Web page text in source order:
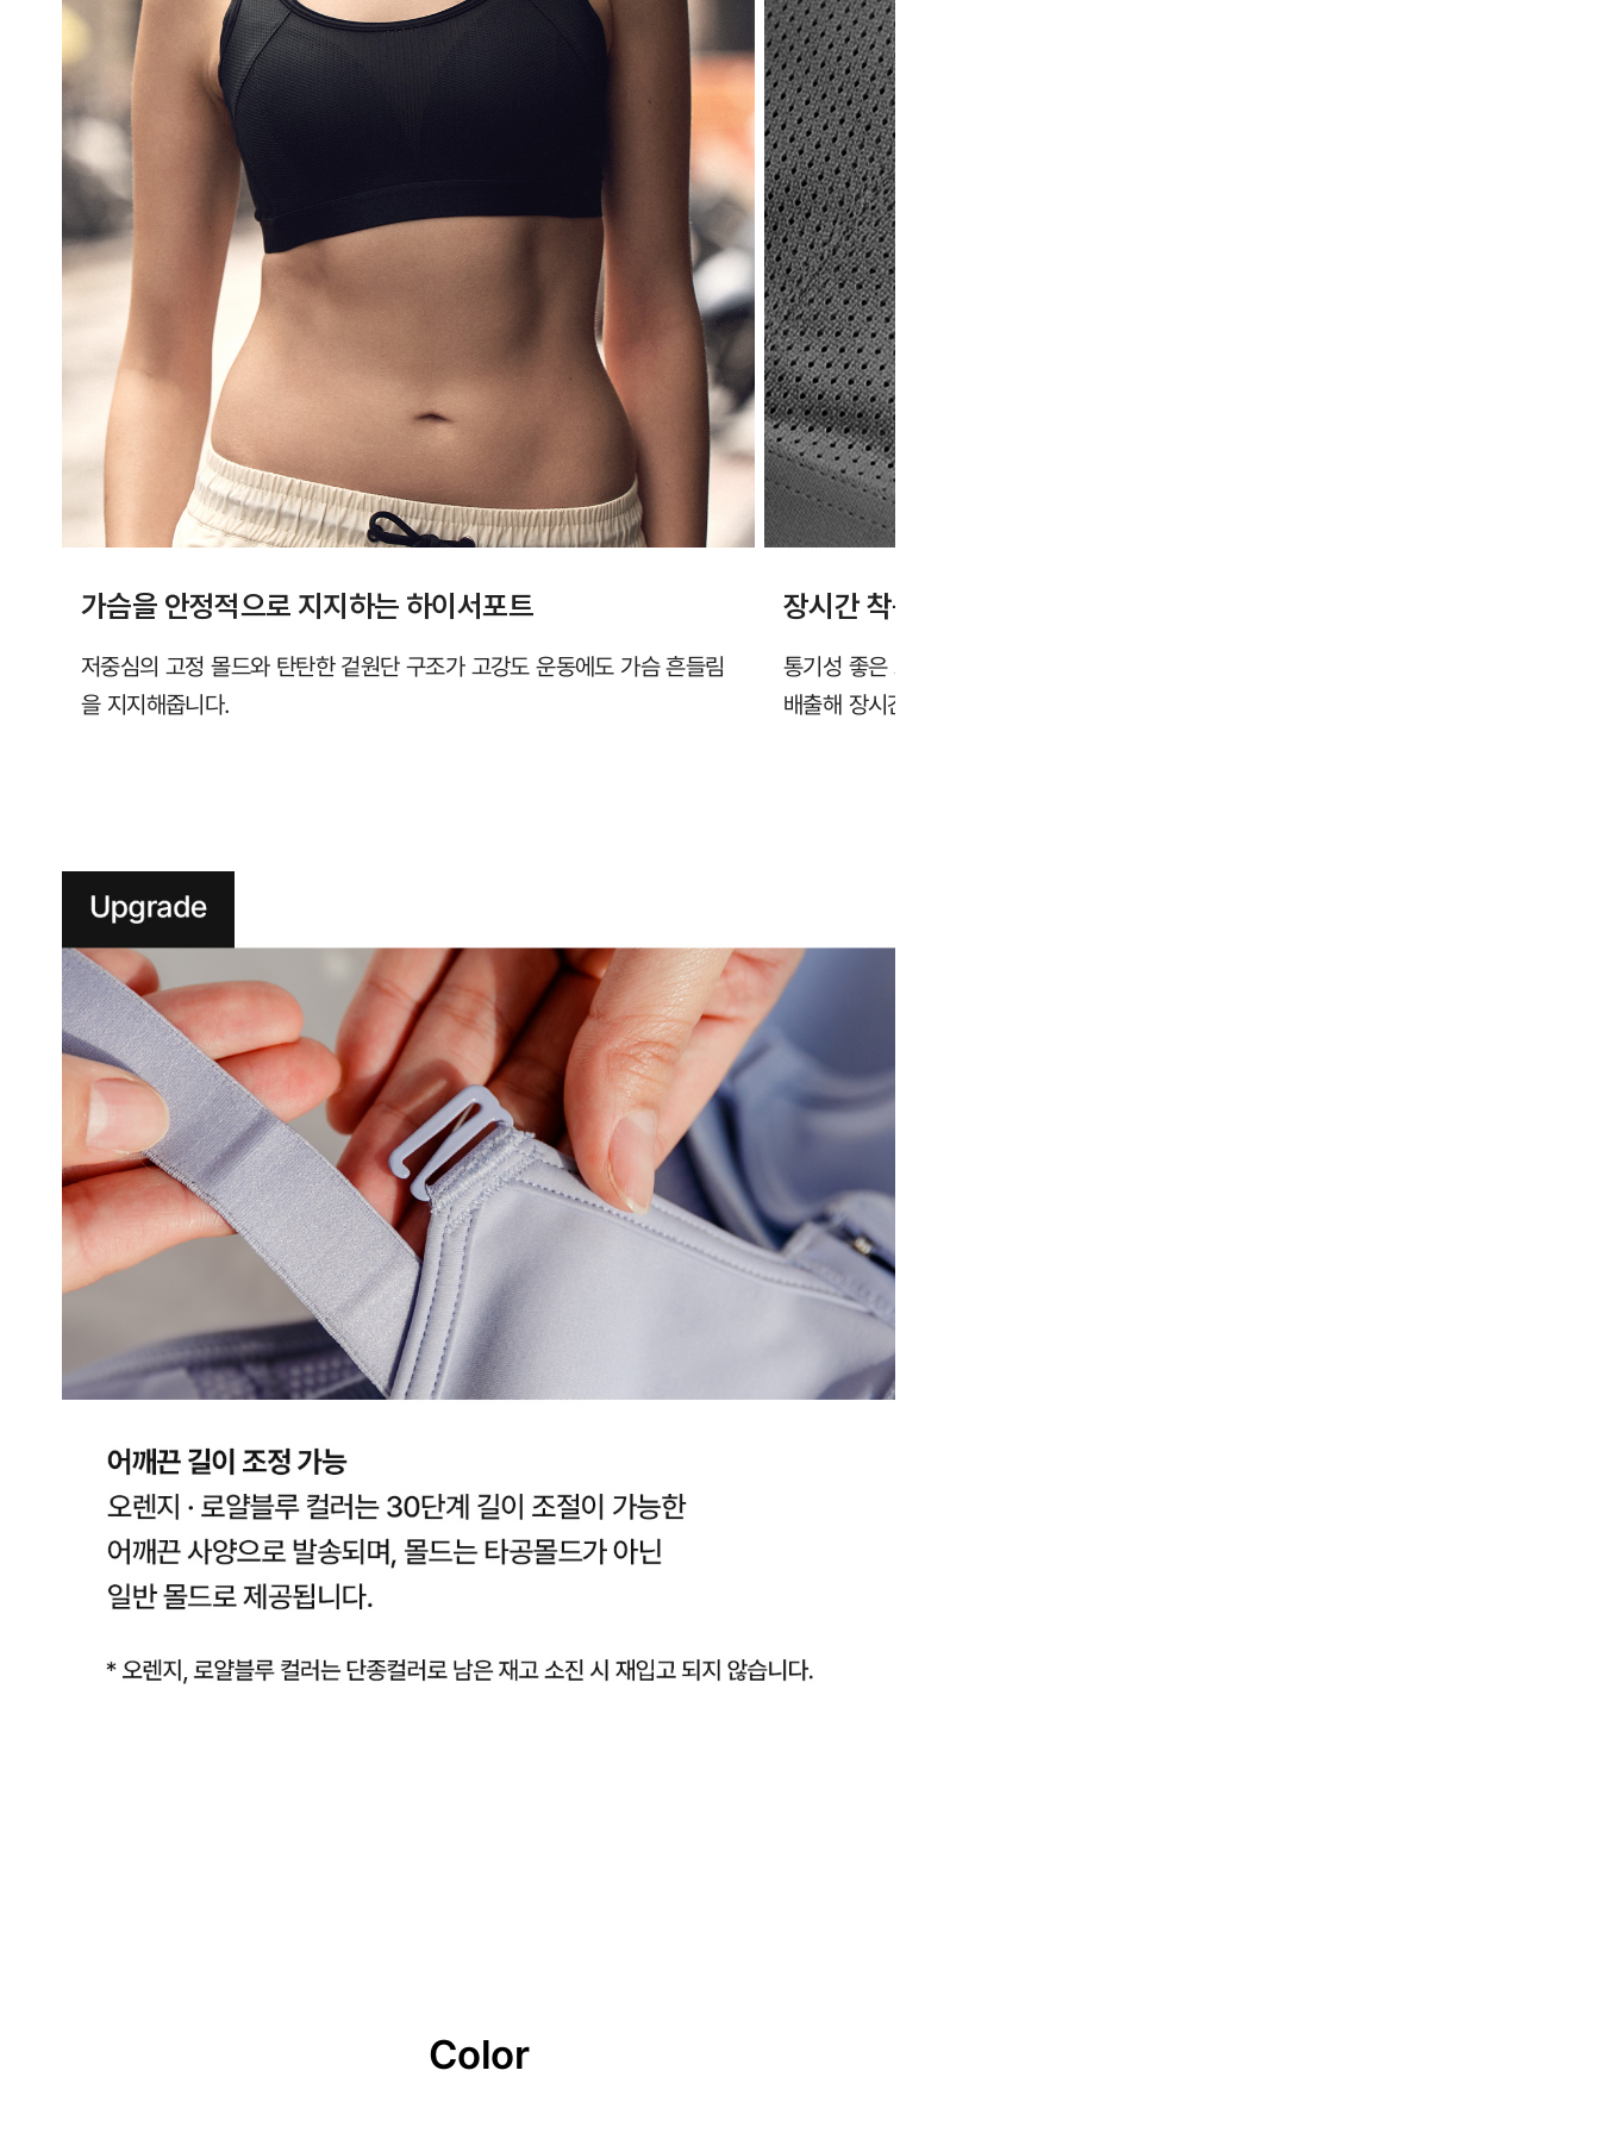
가슴을 안정적으로 지지하는 하이서포트
저중심의 고정 몰드와 탄탄한 겉원단 구조가 고강도 운동에도 가슴 흔들림
을 지지해줍니다.
장시간 착용에도 쾌적한 메쉬 원단
통기성 좋은 고밀도 에어메쉬 원단으로 운동 시 발생하는 땀과 열을 빠르게
배출해 장시간 착용에도 쾌적함을 유지합니다.
Color